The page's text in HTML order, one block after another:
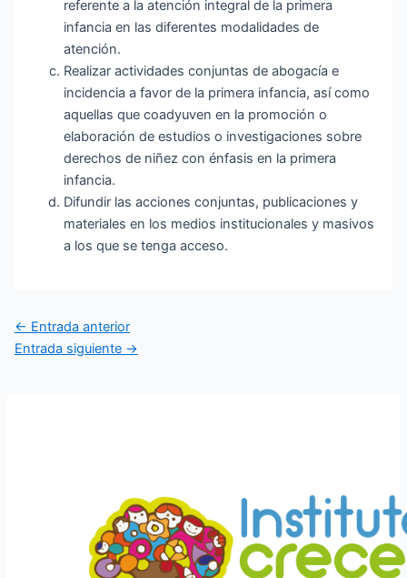
referente a la atención integral de la primera
infancia en las diferentes modalidades de
atención.
Realizar actividades conjuntas de abogacía e
incidencia a favor de la primera infancia, así como
aquellas que coadyuven en la promoción o
elaboración de estudios o investigaciones sobre
derechos de niñez con énfasis en la primera
infancia.
Difundir las acciones conjuntas, publicaciones y
materiales en los medios institucionales y masivos
a los que se tenga acceso.
Navegación
de
← Entrada anterior
Entrada siguiente →